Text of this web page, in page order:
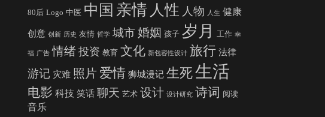
80后 Logo 中医 中国 亲情 人性 人物 人生 健康
创意 创新 历史 友情 哲学 城市 婚姻 孩子 岁月 工作 幸
福 广告 情绪 投资 教育 文化 新包容性设计 旅行 法律
游记 灾难 照片 爱情 狮城漫记 生死生活
电影 科技 笑话 聊天 艺术 设计 设计研究 诗词 阅读
音乐